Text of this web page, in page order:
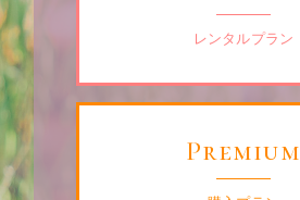
レンタルプラン
Premium